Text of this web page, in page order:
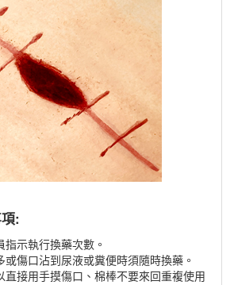
:
示執行換藥次數。
或傷口沾到尿液或糞便時須隨時換藥。
直接用手摸傷口、棉棒不要來回重複使用